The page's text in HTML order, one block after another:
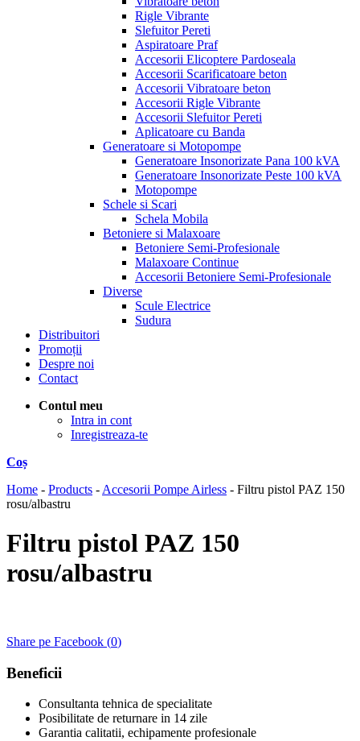
Rigle Vibrante
Slefuitor Pereti
Aspiratoare Praf
Accesorii Elicoptere Pardoseala
Accesorii Scarificatoare beton
Accesorii Vibratoare beton
Accesorii Rigle Vibrante
Accesorii Slefuitor Pereti
Aplicatoare cu Banda
Generatoare si Motopompe
Generatoare Insonorizate Pana 100 kVA
Generatoare Insonorizate Peste 100 kVA
Motopompe
Schele si Scari
Schela Mobila
Betoniere si Malaxoare
Betoniere Semi-Profesionale
Malaxoare Continue
Accesorii Betoniere Semi-Profesionale
Diverse
Scule Electrice
Sudura
Distribuitori
Promoții
Despre noi
Contact
Contul meu
Intra in cont
Inregistreaza-te
Coș
Home - Products - Accesorii Pompe Airless - Filtru pistol PAZ 150
rosu/albastru
Filtru pistol PAZ 150
rosu/albastru
Share pe Facebook (0)
Beneficii
Consultanta tehnica de specialitate
Posibilitate de returnare in 14 zile
Garantia calitatii, echipamente profesionale